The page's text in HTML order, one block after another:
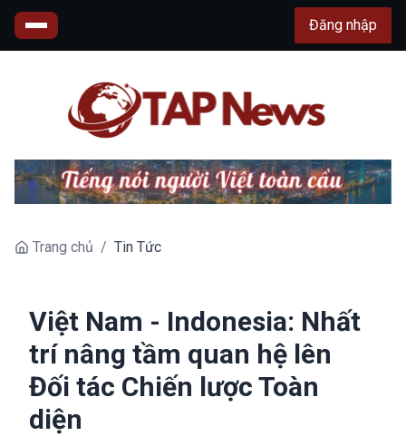
Đăng nhập
Trang chủ / Tin Tức
Việt Nam - Indonesia: Nhất
trí nâng tầm quan hệ lên
Đối tác Chiến lược Toàn
diện